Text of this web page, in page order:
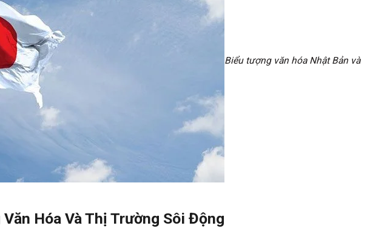
Biểu tượng văn hóa Nhật Bản và
Hóa Và Thị Trường Sôi Động